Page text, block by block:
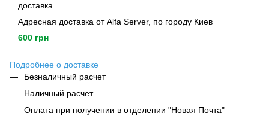
Адресная доставка от Alfa Server, по городу Киев
600 грн
Подробнее о доставке
Безналичный расчет
Наличный расчет
Оплата при получении в отделении "Новая Почта"